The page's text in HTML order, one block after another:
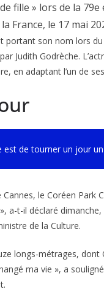
fille » lors de la
France, le 17 mai
portant son nom lors
Judith Godrèche.
en adaptant l’un de
de tourner un jour
le Coréen
a-t-il déclaré
de la Culture.
longs-métrages, dont
ma vie », a